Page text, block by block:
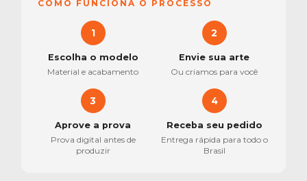
COMO FUNCIONA O PROCESSO
1
Escolha o modelo
Material e acabamento
2
Envie sua arte
Ou criamos para você
3
Aprove a prova
Prova digital antes de
produzir
4
Receba seu pedido
Entrega rápida para todo o
Brasil